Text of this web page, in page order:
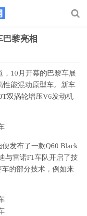
黎亮相
，10月开幕的巴黎车展
性能混动原型车。新车
双涡轮增压V6发动机
发布了一款Q60 Black
与雷诺F1车队开启了技
的部分技术，例如来